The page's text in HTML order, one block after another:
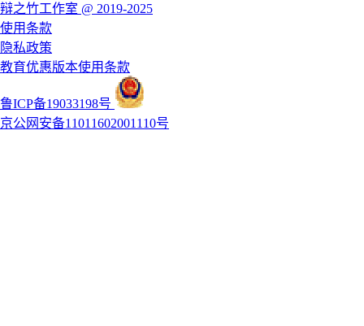
辩之竹工作室 @ 2019-2025
使用条款
隐私政策
教育优惠版本使用条款
鲁ICP备19033198号
京公网安备11011602001110号